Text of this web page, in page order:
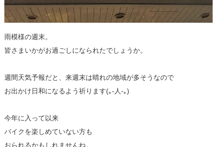
雨模様の週末。
皆さまいかがお過ごしになられたでしょうか。
週間天気予報だと、来週末は晴れの地域が多そうなので
お出かけ日和になるよう祈ります(｡-人-｡)
今年に入って以来
バイクを楽しめていない方も
おられるかもしれませんね。